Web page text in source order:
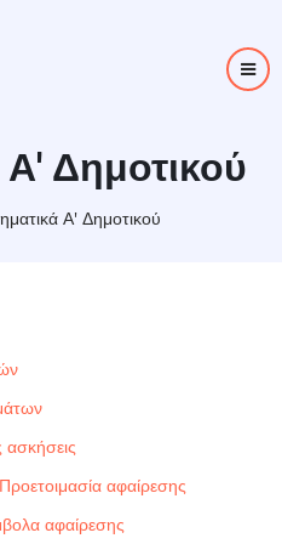
Δημοτικού
Α' Δημοτικού
αφαίρεσης
αφαίρεσης